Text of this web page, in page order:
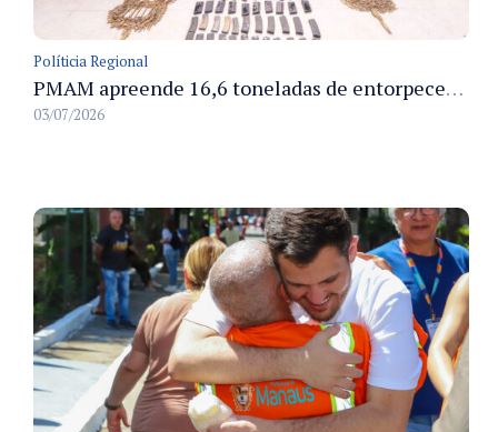
Políticia Regional
PMAM apreende 16,6 toneladas de entorpecentes e registra aumento nas prisões em flagrante e nas capturas de foragidos no primeiro semestre de 2026
03/07/2026